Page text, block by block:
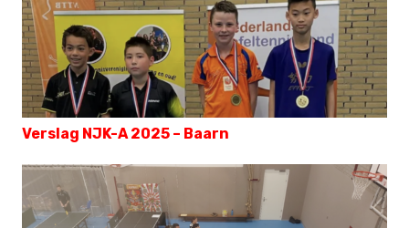
Verslag NJK-A 2025 – Baarn